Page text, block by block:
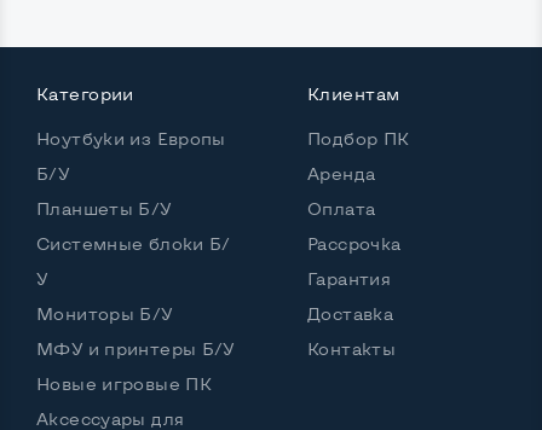
Категории
Ноутбуки из Европы
Б/У
Планшеты Б/У
Системные блоки Б/
У
Мониторы Б/У
МФУ и принтеры Б/У
Новые игровые ПК
Аксессуары для
Клиентам
Подбор ПК
Аренда
Оплата
Рассрочка
Гарантия
Доставка
Контакты